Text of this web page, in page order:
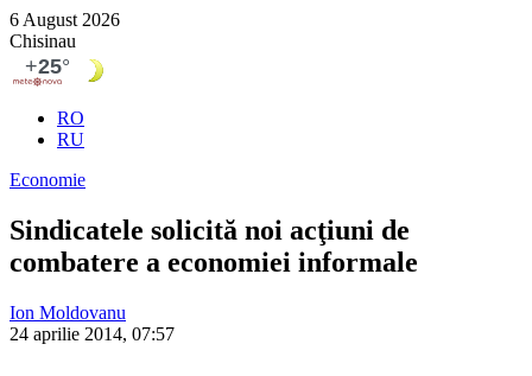
6 August 2026
Chisinau
RO
RU
Economie
Sindicatele solicită noi acţiuni de
combatere a economiei informale
Ion Moldovanu
24 aprilie 2014, 07:57